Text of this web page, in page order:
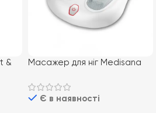
&
Масажер для ніг Medisana
Є в наявності